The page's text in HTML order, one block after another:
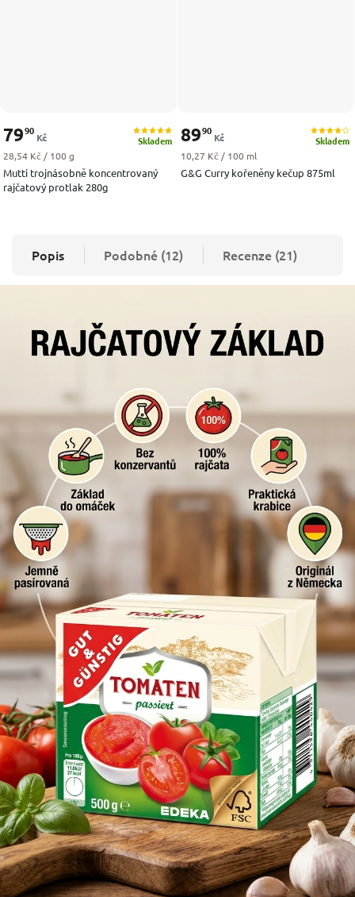
Mutti trojnásobně koncentrovaný
rajčatový protlak 280g
Skladem
7990
Kč
Měrná cena:
28,54 Kč / 100 g
G&G Curry kořeněny kečup 875ml
Skladem
8990
Kč
Měrná cena:
10,27 Kč / 100 ml
Popis Podobné (12) Recenze (21)